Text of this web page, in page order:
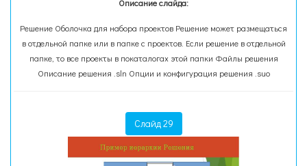
Описание слайда:
Решение Оболочка для набора проектов Решение может размещаться
в отдельной папке или в папке с проектов. Если решение в отдельной
папке, то все проекты в покаталогах этой папки Файлы решения
Описание решения .sln Опции и конфигурация решения .suo
Слайд 29